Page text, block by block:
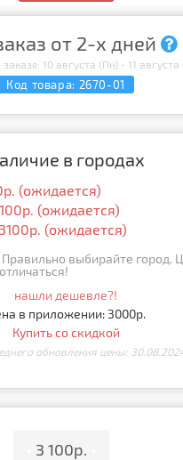
от 2-х дней
10 августа (Пн) - 11 августа
Код товара: 2670-01
в городах
(ожидается)
(ожидается)
(ожидается)
Правильно выбирайте город.
нашли дешевле?!
в приложении: 3000р.
Купить со скидкой
обновления цены:
3 100р.